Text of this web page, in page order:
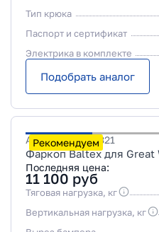
Тип крюка
Паспорт и сертификат
Электрика в комплекте
Подобрать аналог
Рекомендуем
Артикул28198321
Фаркоп Baltex для Great
Последняя цена:
11 100 руб
Тяговая нагрузка, кг
Вертикальная нагрузка, кг